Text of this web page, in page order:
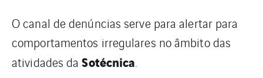
O canal de denúncias serve para alertar para
comportamentos irregulares no âmbito das
atividades daSotécnica.